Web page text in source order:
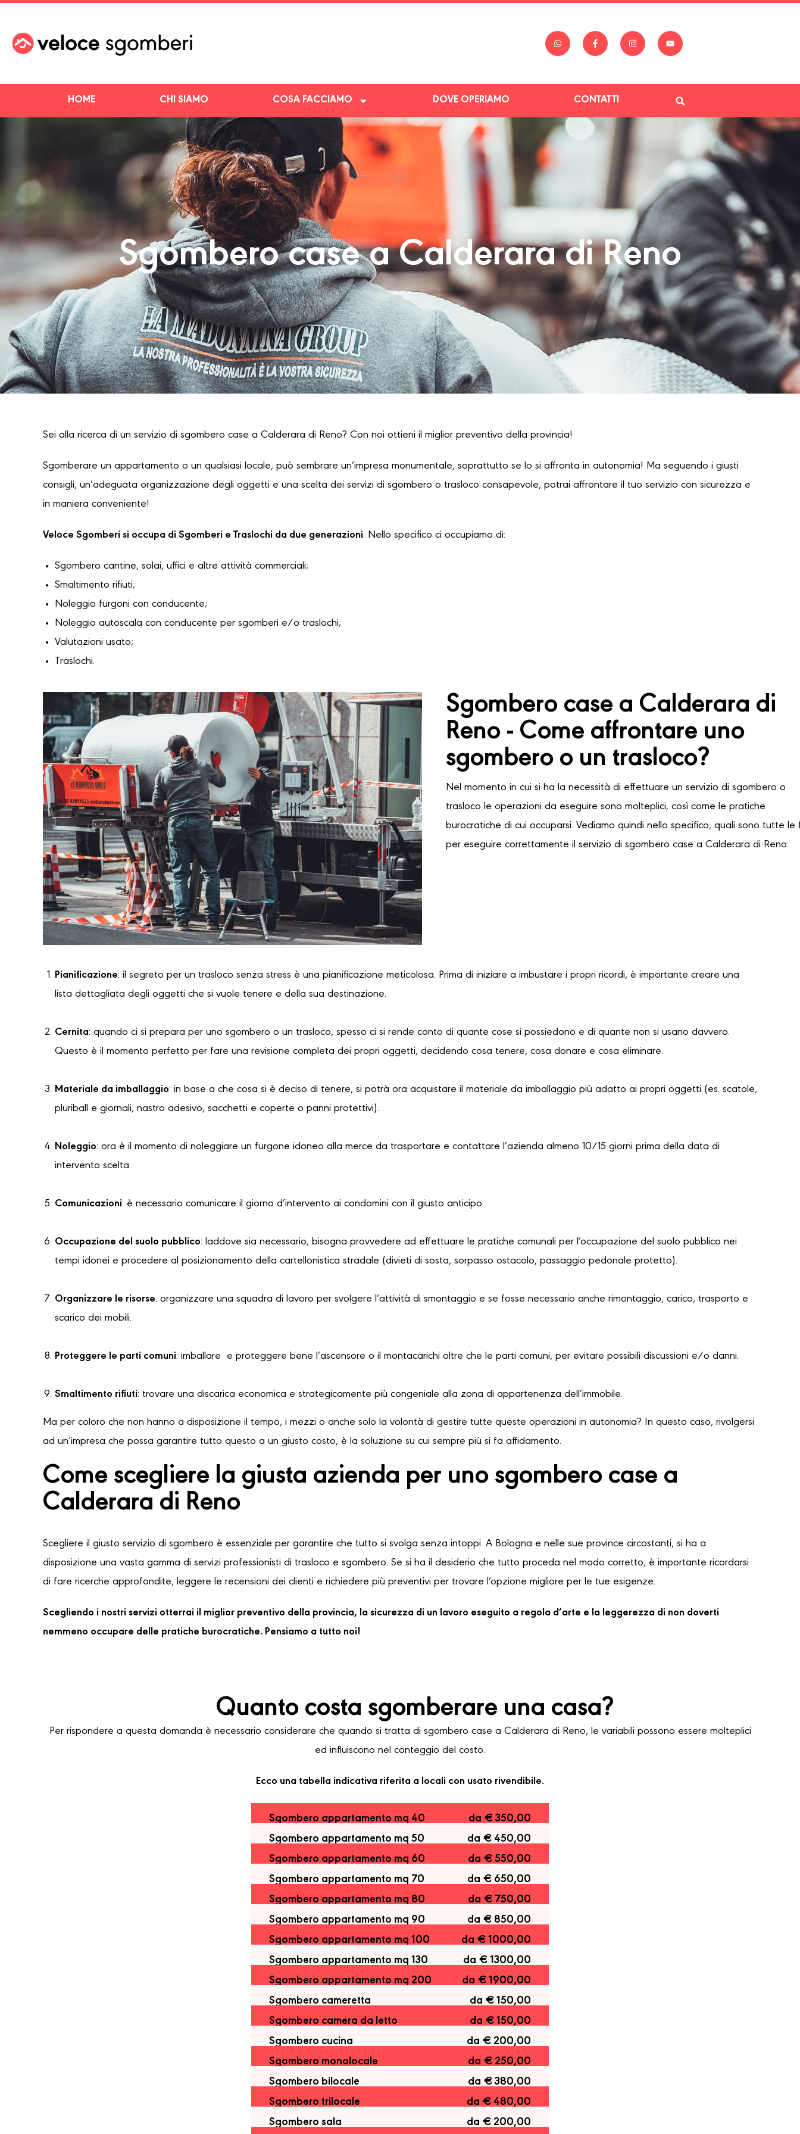
HOME CHI SIAMO COSA FACCIAMO DOVE OPERIAMO CONTATTI
Sgombero case a Calderara di Reno
Sei alla ricerca di un servizio di sgombero case a Calderara di Reno? Con noi ottieni il miglior preventivo della provincia!
Sgomberare un appartamento o un qualsiasi locale, può sembrare un’impresa monumentale, soprattutto se lo si affronta in autonomia! Ma seguendo i giusti
consigli, un’adeguata organizzazione degli oggetti e una scelta dei servizi di sgombero o trasloco consapevole, potrai affrontare il tuo servizio con sicurezza e
in maniera conveniente!
Veloce Sgomberi si occupa di Sgomberi e Traslochi da due generazioni. Nello specifico ci occupiamo di:
Sgombero cantine, solai, uffici e altre attività commerciali;
Smaltimento rifiuti;
Noleggio furgoni con conducente;
Noleggio autoscala con conducente per sgomberi e/o traslochi;
Valutazioni usato;
Traslochi.
Sgombero case a Calderara di
Reno - Come affrontare uno
sgombero o un trasloco?
Nel momento in cui si ha la necessità di effettuare un servizio di sgombero o
trasloco le operazioni da eseguire sono molteplici, così come le pratiche
burocratiche di cui occuparsi. Vediamo quindi nello specifico, quali sono tutte le
per eseguire correttamente il servizio di sgombero case a Calderara di Reno:
Pianificazione: il segreto per un trasloco senza stress è una pianificazione meticolosa. Prima di iniziare a imbustare i propri ricordi, è importante creare una
lista dettagliata degli oggetti che si vuole tenere e della sua destinazione.
Cernita: quando ci si prepara per uno sgombero o un trasloco, spesso ci si rende conto di quante cose si possiedono e di quante non si usano davvero.
Questo è il momento perfetto per fare una revisione completa dei propri oggetti, decidendo cosa tenere, cosa donare e cosa eliminare.
Materiale da imballaggio: in base a che cosa si è deciso di tenere, si potrà ora acquistare il materiale da imballaggio più adatto ai propri oggetti (es. scatole,
pluriball e giornali, nastro adesivo, sacchetti e coperte o panni protettivi).
Noleggio: ora è il momento di noleggiare un furgone idoneo alla merce da trasportare e contattare l’azienda almeno 10/15 giorni prima della data di
intervento scelta.
Comunicazioni: è necessario comunicare il giorno d’intervento ai condomini con il giusto anticipo.
Occupazione del suolo pubblico: laddove sia necessario, bisogna provvedere ad effettuare le pratiche comunali per l’occupazione del suolo pubblico nei
tempi idonei e procedere al posizionamento della cartellonistica stradale (divieti di sosta, sorpasso ostacolo, passaggio pedonale protetto).
Organizzare le risorse: organizzare una squadra di lavoro per svolgere l’attività di smontaggio e se fosse necessario anche rimontaggio, carico, trasporto e
scarico dei mobili.
Proteggere le parti comuni: imballare e proteggere bene l’ascensore o il montacarichi oltre che le parti comuni, per evitare possibili discussioni e/o danni.
Smaltimento rifiuti: trovare una discarica economica e strategicamente più congeniale alla zona di appartenenza dell’immobile.
Ma per coloro che non hanno a disposizione il tempo, i mezzi o anche solo la volontà di gestire tutte queste operazioni in autonomia? In questo caso, rivolgersi
ad un’impresa che possa garantire tutto questo a un giusto costo, è la soluzione su cui sempre più si fa affidamento.
Come scegliere la giusta azienda per uno sgombero case a
Calderara di Reno
Scegliere il giusto servizio di sgombero è essenziale per garantire che tutto si svolga senza intoppi. A Bologna e nelle sue province circostanti, si ha a
disposizione una vasta gamma di servizi professionisti di trasloco e sgombero. Se si ha il desiderio che tutto proceda nel modo corretto, è importante ricordarsi
di fare ricerche approfondite, leggere le recensioni dei clienti e richiedere più preventivi per trovare l’opzione migliore per le tue esigenze.
Scegliendo i nostri servizi otterrai il miglior preventivo della provincia, la sicurezza di un lavoro eseguito a regola d’arte e la leggerezza di non doverti
nemmeno occupare delle pratiche burocratiche. Pensiamo a tutto noi!
Quanto costa sgomberare una casa?
Per rispondere a questa domanda è necessario considerare che quando si tratta di sgombero case a Calderara di Reno, le variabili possono essere molteplici
ed influiscono nel conteggio del costo.
Ecco una tabella indicativa riferita a locali con usato rivendibile.
Sgombero appartamento mq 40
da € 350,00
Sgombero appartamento mq 50
da € 450,00
Sgombero appartamento mq 60
da € 550,00
Sgombero appartamento mq 70
da € 650,00
Sgombero appartamento mq 80
da € 750,00
Sgombero appartamento mq 90
da € 850,00
Sgombero appartamento mq 100
da € 1000,00
Sgombero appartamento mq 130
da € 1300,00
Sgombero appartamento mq 200
da € 1900,00
Sgombero cameretta
da € 150,00
Sgombero camera da letto
da € 150,00
Sgombero cucina
da € 200,00
Sgombero monolocale
da € 250,00
Sgombero bilocale
da € 380,00
Sgombero trilocale
da € 480,00
Sgombero sala
da € 200,00